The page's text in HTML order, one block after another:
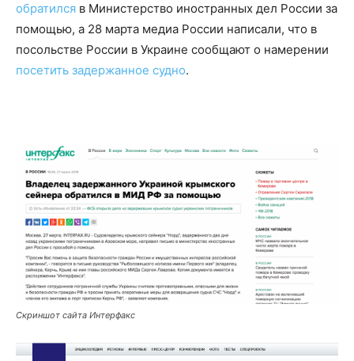
обратился в Министерство иностранных дел России за
помощью, а 28 марта медиа России написали, что в
посольстве России в Украине сообщают о намерении
посетить задержанное судно.
Скриншот сайта Интерфакс